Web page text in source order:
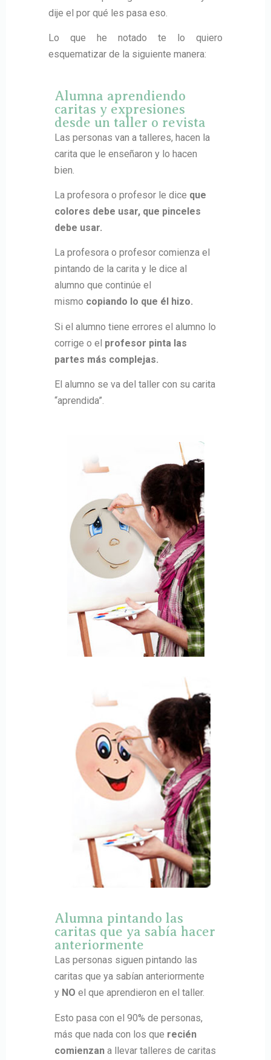
dije el por qué les pasa eso.
Lo que he notado te lo quiero
esquematizar de la siguiente manera:
Alumna aprendiendo
caritas y expresiones
desde un taller o revista
Las personas van a talleres, hacen la
carita que le enseñaron y lo hacen
bien.
La profesora o profesor le dice que
colores debe usar, que pinceles
debe usar.
La profesora o profesor comienza el
pintando de la carita y le dice al
alumno que continúe el
mismo copiando lo que él hizo.
Si el alumno tiene errores el alumno lo
corrige o el profesor pinta las
partes más complejas.
El alumno se va del taller con su carita
“aprendida”.
Alumna pintando las
caritas que ya sabía hacer
anteriormente
Las personas siguen pintando las
caritas que ya sabían anteriormente
y NO el que aprendieron en el taller.
Esto pasa con el 90% de personas,
más que nada con los que recién
comienzan a llevar talleres de caritas